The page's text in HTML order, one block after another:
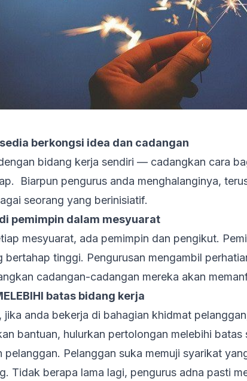
sedia berkongsi idea dan cadangan
bidang kerja sendiri — cadangkan cara
Biarpun pengurus anda menghalanginya,
seorang yang berinisiatif.
pemimpin dalam mesyuarat
mesyuarat, ada pemimpin dan pengikut.
bertahap tinggi. Pengurusan mengambil
cadangan-cadangan mereka akan
batas bidang kerja
jika anda bekerja di bahagian khidmat
bantuan, hulurkan pertolongan melebihi
pelanggan. Pelanggan suka memuji syarikat
Tidak berapa lama lagi, pengurus adna pasti